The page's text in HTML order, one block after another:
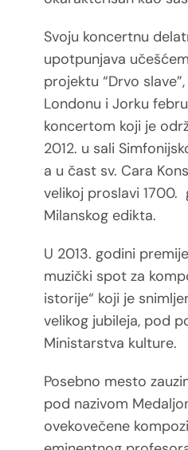
Svoju koncertnu
upotpunjava
projektu “Drvo
Londonu i Jorku
koncertom koji je
2012. u sali
a u čast sv. Cara
velikoj proslavi 1700.
Milanskog edikta.
U 2013. godini
muzički spot za
istorije“ koji je
velikog jubileja, pod
Ministarstva kulture.
Posebno mesto
pod nazivom
ovekovečene